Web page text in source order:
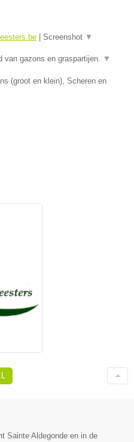
Screenshot ▼
van gazons en graspartijen. ▼
(groot en klein), Scheren en
Sainte Aldegonde en in de